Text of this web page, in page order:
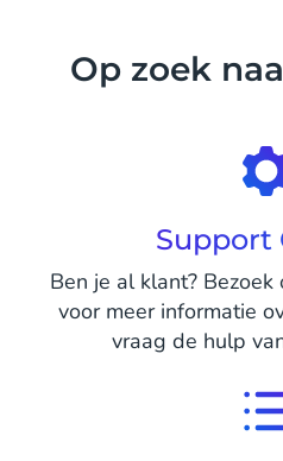
Op zoek
Support
Ben je al klant? Bezoek
voor meer informatie
vraag de hulp